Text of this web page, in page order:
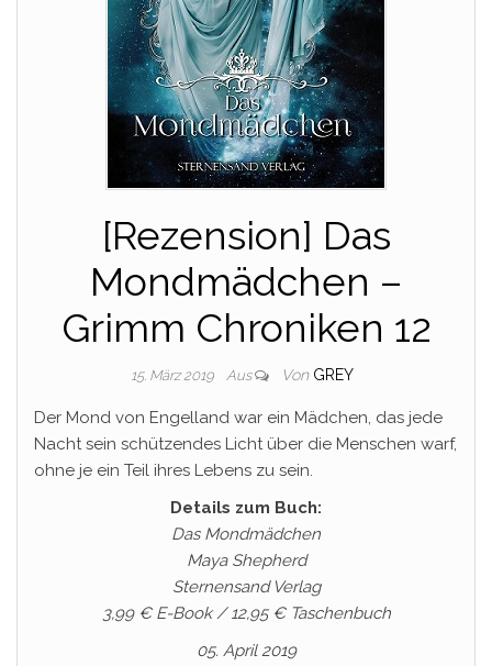
[Rezension] Das
Mondmädchen –
Grimm Chroniken 12
15. März 2019 Aus Von GREY
Der Mond von Engelland war ein Mädchen, das jede
Nacht sein schützendes Licht über die Menschen warf,
ohne je ein Teil ihres Lebens zu sein.
Details zum Buch:
Das Mondmädchen
Maya Shepherd
Sternensand Verlag
3,99 € E-Book / 12,95 € Taschenbuch
05. April 2019